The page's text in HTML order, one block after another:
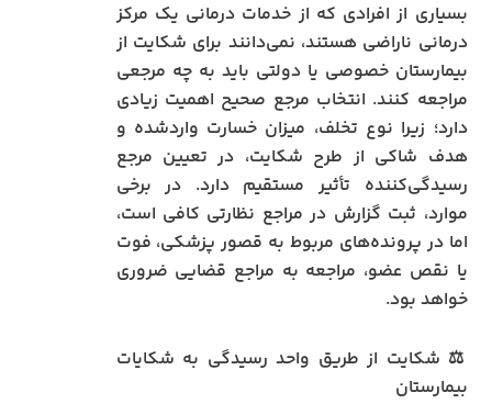
بسیاری از افرادی که از خدمات درمانی یک مرکز
درمانی ناراضی هستند، نمی‌دانند برای شکایت از
بیمارستان خصوصی یا دولتی باید به چه مرجعی
مراجعه کنند. انتخاب مرجع صحیح اهمیت زیادی
دارد؛ زیرا نوع تخلف، میزان خسارت واردشده و
هدف شاکی از طرح شکایت، در تعیین مرجع
رسیدگی‌کننده تأثیر مستقیم دارد. در برخی
موارد، ثبت گزارش در مراجع نظارتی کافی است،
اما در پرونده‌های مربوط به قصور پزشکی، فوت
یا نقص عضو، مراجعه به مراجع قضایی ضروری
خواهد بود.
⚖️ شکایت از طریق واحد رسیدگی به شکایات
بیمارستان